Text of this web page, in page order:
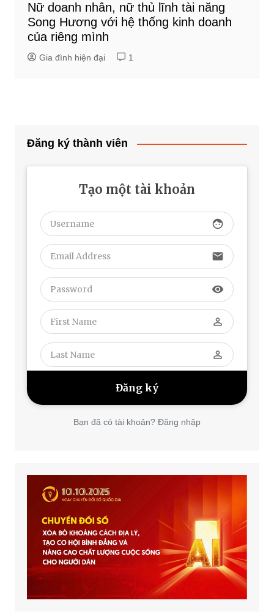
Nữ doanh nhân, nữ thủ lĩnh tài năng
Song Hương với hệ thống kinh doanh
của riêng mình
Gia đình hiện đại 1
Đăng ký thành viên
Tạo một tài khoản
face
email
visibility
perm_identity
perm_identity
Bạn đã có tài khoản? Đăng nhập